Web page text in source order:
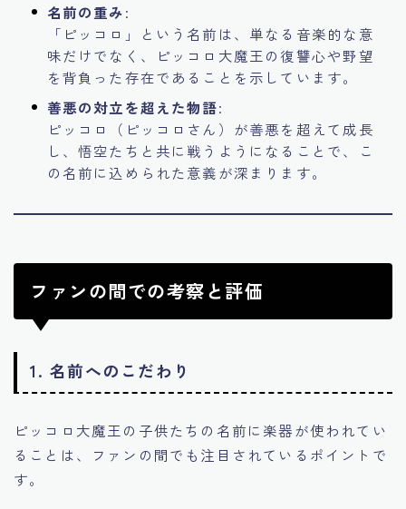
名前の重み:
「ピッコロ」という名前は、単なる音楽的な意
味だけでなく、ピッコロ大魔王の復讐心や野望
を背負った存在であることを示しています。
善悪の対立を超えた物語:
ピッコロ（ピッコロさん）が善悪を超えて成長
し、悟空たちと共に戦うようになることで、こ
の名前に込められた意義が深まります。
ファンの間での考察と評価
1. 名前へのこだわり
ピッコロ大魔王の子供たちの名前に楽器が使われてい
ることは、ファンの間でも注目されているポイントで
す。